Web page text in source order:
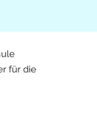
für die